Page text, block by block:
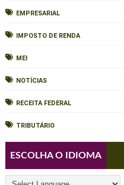
EMPRESARIAL
IMPOSTO DE RENDA
MEI
NOTÍCIAS
RECEITA FEDERAL
TRIBUTÁRIO
ESCOLHA O IDIOMA